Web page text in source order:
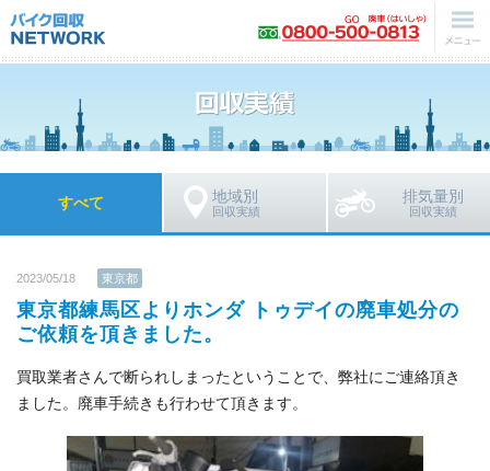
すべて 地域別
回収実績
排気量別
回収実績
2023/05/18 東京都
東京都練馬区よりホンダ トゥデイの廃車処分の
ご依頼を頂きました。
買取業者さんで断られしまったということで、弊社にご連絡頂き
ました。廃車手続きも行わせて頂きます。